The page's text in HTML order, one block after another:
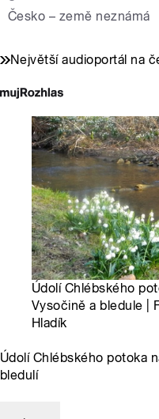
Česko – země neznámá
Největší audioportál na
Údolí Chlébského
Vysočině a bledule |
Hladík
Údolí Chlébského potoka
bledulí